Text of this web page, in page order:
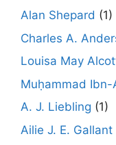
Alan Shepard (1)
Charles A.
Louisa May
Muḥammad
A. J. Liebling (1)
Ailie J. E. Gallant